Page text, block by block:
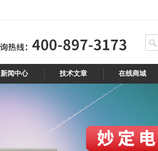
新闻中心 技术文章 在线商城